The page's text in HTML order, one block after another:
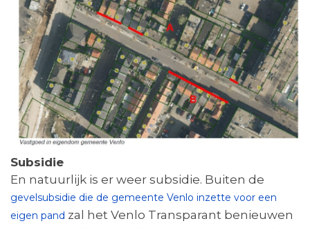
Subsidie
En natuurlijk is er weer subsidie. Buiten de
gevelsubsidie die de gemeente Venlo inzette voor een
eigen pand zal het Venlo Transparant benieuwen